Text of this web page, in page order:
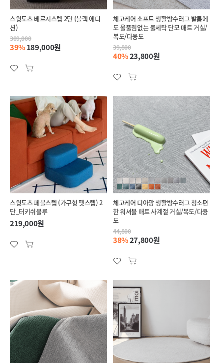
스윙도츠 베르시스텝 2단 (블랙 에디
션)
309,000
39%189,000원
체고케어 소프트 생활방수러그 발톱에
도 올풀림없는 물세탁 단모 매트 거실/
복도/다용도
39,800
40%23,800원
스윙도츠 페블스텝 (가구형 펫스텝) 2
단_터키쉬블루
219,000원
체고케어 디아망 생활방수러그 청소편
한 워셔블 매트 사계절 거실/복도/다용
도
44,800
38%27,800원